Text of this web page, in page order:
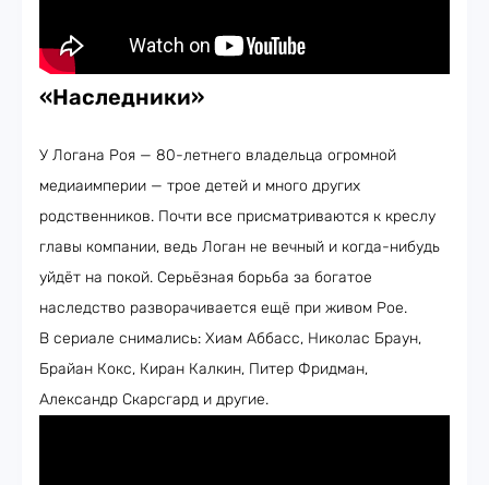
«Наследники»
У Логана Роя — 80-летнего владельца огромной
медиаимперии — трое детей и много других
родственников. Почти все присматриваются к креслу
главы компании, ведь Логан не вечный и когда-нибудь
уйдёт на покой. Серьёзная борьба за богатое
наследство разворачивается ещё при живом Рое.
В сериале снимались: Хиам Аббасс, Николас Браун,
Брайан Кокс, Киран Калкин, Питер Фридман,
Александр Скарсгард и другие.